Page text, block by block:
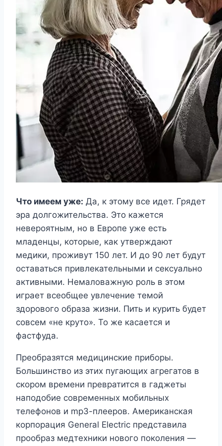
Что имеем уже: Да, к этому все идет. Грядет
эра долгожительства. Это кажется
невероятным, но в Европе уже есть
младенцы, которые, как утверждают
медики, проживут 150 лет. И до 90 лет будут
оставаться привлекательными и сексуально
активными. Немаловажную роль в этом
играет всеобщее увлечение темой
здорового образа жизни. Пить и курить будет
совсем «не круто». То же касается и
фастфуда.
Преобразятся медицинские приборы.
Большинство из этих пугающих агрегатов в
скором времени превратится в гаджеты
наподобие современных мобильных
телефонов и mpЗ-плееров. Американская
корпорация General Electric представила
прообраз медтехники нового поколения —